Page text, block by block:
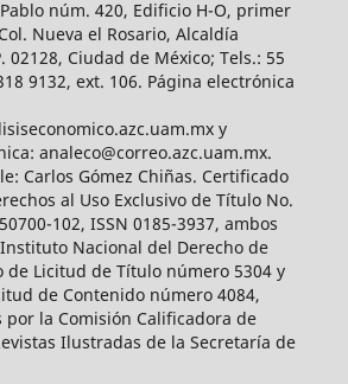
núm. 420, Edificio H-O, primer
Nueva el Rosario, Alcaldía
02128, Ciudad de México; Tels.: 55
9132, ext. 106. Página electrónica
y
analeco@correo.azc.uam.mx.
Carlos Gómez Chiñas. Certificado
al Uso Exclusivo de Título No.
102, ISSN 0185-3937, ambos
Nacional del Derecho de
de Licitud de Título número 5304 y
de Contenido número 4084,
por la Comisión Calificadora de
Ilustradas de la Secretaría de